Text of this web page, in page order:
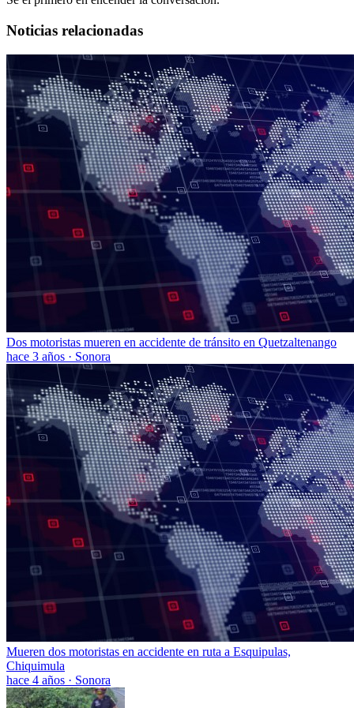
Noticias relacionadas
Dos motoristas mueren en accidente de tránsito en Quetzaltenango
hace 3 años · Sonora
Mueren dos motoristas en accidente en ruta a Esquipulas,
Chiquimula
hace 4 años · Sonora